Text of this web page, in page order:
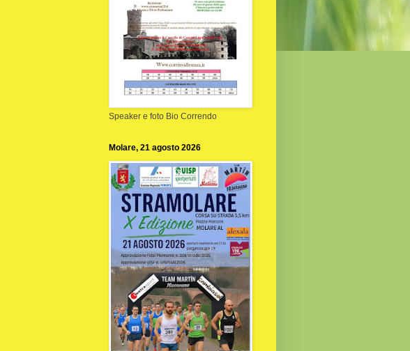
Speaker e foto Bio Correndo
Molare, 21 agosto 2026